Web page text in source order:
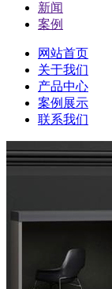
新闻
案例
网站首页
关于我们
产品中心
案例展示
联系我们